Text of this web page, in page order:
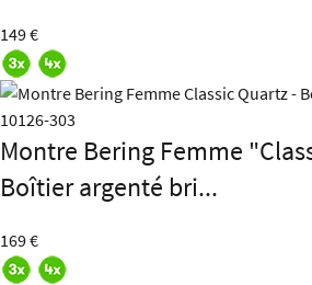
149 €
Montre Bering Femme
Boîtier argenté bri...
169 €